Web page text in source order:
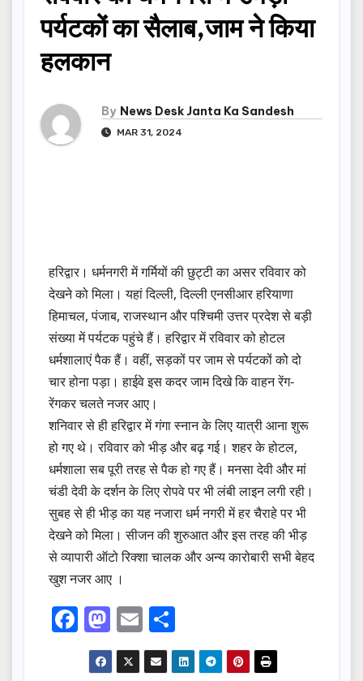
पर्यटकों का सैलाब,जाम ने किया
हलकान
By News Desk Janta Ka Sandesh
MAR 31, 2024
हरिद्वार। धर्मनगरी में गर्मियों की छुट्टी का असर रविवार को
देखने को मिला। यहां दिल्ली, दिल्ली एनसीआर हरियाणा
हिमाचल, पंजाब, राजस्थान और पश्चिमी उत्तर प्रदेश से बड़ी
संख्या में पर्यटक पहुंचे हैं। हरिद्वार में रविवार को होटल
धर्मशालाएं पैक हैं। वहीं, सड़कों पर जाम से पर्यटकों को दो
चार होना पड़ा। हाईवे इस कदर जाम दिखे कि वाहन रेंग-
रेंगकर चलते नजर आए।
शनिवार से ही हरिद्वार में गंगा स्नान के लिए यात्री आना शुरू
हो गए थे। रविवार को भीड़ और बढ़ गई। शहर के होटल,
धर्मशाला सब पूरी तरह से पैक हो गए हैं। मनसा देवी और मां
चंडी देवी के दर्शन के लिए रोपवे पर भी लंबी लाइन लगी रही।
सुबह से ही भीड़ का यह नजारा धर्म नगरी में हर चैराहे पर भी
देखने को मिला। सीजन की शुरुआत और इस तरह की भीड़
से व्यापारी ऑटो रिक्शा चालक और अन्य कारोबारी सभी बेहद
खुश नजर आए ।
F
a
c
M
a
st
E
m
ail
h
ar